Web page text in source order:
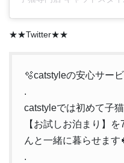
★★Twitter★★
🫧catstyleの安心サー
.
catstyleでは初めて子
【お試しお泊まり】
んと一緒に暮らせます
.